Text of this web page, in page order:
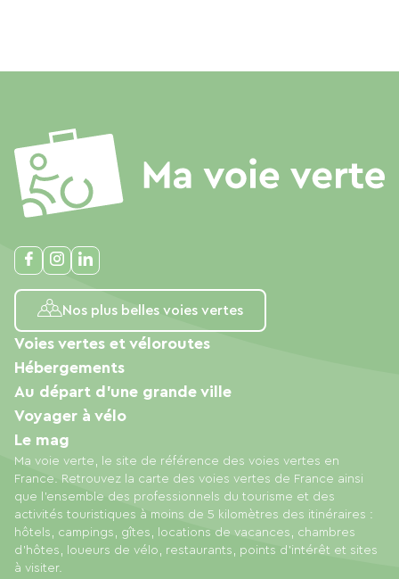
Nos plus belles voies vertes
Ma voie verte, le site de référence des voies vertes en
France. Retrouvez la carte des voies vertes de France ainsi
que l'ensemble des professionnels du tourisme et des
activités touristiques à moins de 5 kilomètres des itinéraires :
hôtels, campings, gîtes, locations de vacances, chambres
d'hôtes, loueurs de vélo, restaurants, points d'intérêt et sites
à visiter.
Voies vertes et véloroutes
Hébergements
Au départ d'une grande ville
Voyager à vélo
Le mag